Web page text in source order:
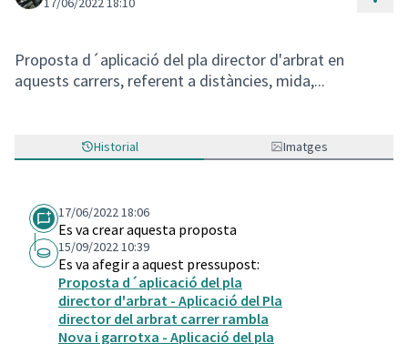
Proposta d´aplicació del pla director d'arbrat en
aquests carrers, referent a distàncies, mida,...
Historial Imatges
17/06/2022 18:06
Es va crear aquesta proposta
15/09/2022 10:39
Es va afegir a aquest pressupost:
Proposta d´aplicació del pla
director d'arbrat - Aplicació del Pla
director del arbrat carrer rambla
Nova i garrotxa - Aplicació del pla